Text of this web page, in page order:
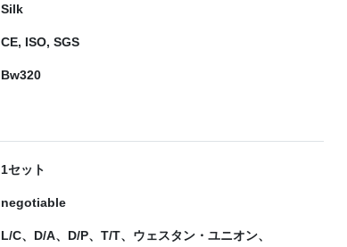
Silk
CE, ISO, SGS
Bw320
1セット
negotiable
L/C、D/A、D/P、T/T、ウェスタン・ユニオン、